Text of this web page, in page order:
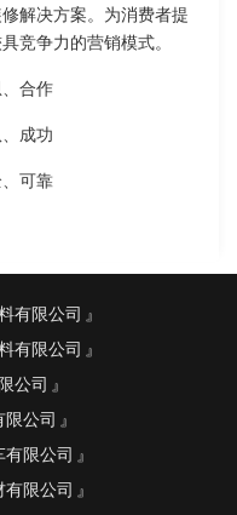
解决方案。为消费者提
竞争力的营销模式。
合作
成功
可靠
有限公司
有限公司
公司
公司
限公司
限公司